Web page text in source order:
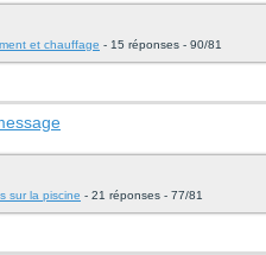
et chauffage - 15 réponses - 90/81
sur la piscine - 21 réponses - 77/81